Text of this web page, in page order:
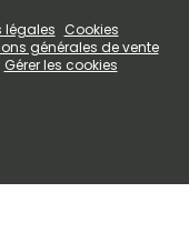
légales Cookies
générales de vente
Gérer les cookies